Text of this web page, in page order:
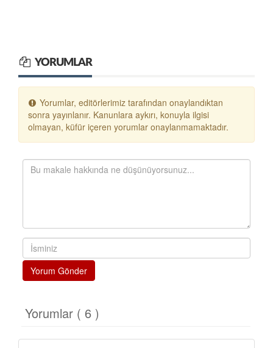
YORUMLAR
Yorumlar, editörlerimiz tarafından onaylandıktan
sonra yayınlanır. Kanunlara aykırı, konuyla ilgisi
olmayan, küfür içeren yorumlar onaylanmamaktadır.
Yorum Gönder
Yorumlar ( 6 )